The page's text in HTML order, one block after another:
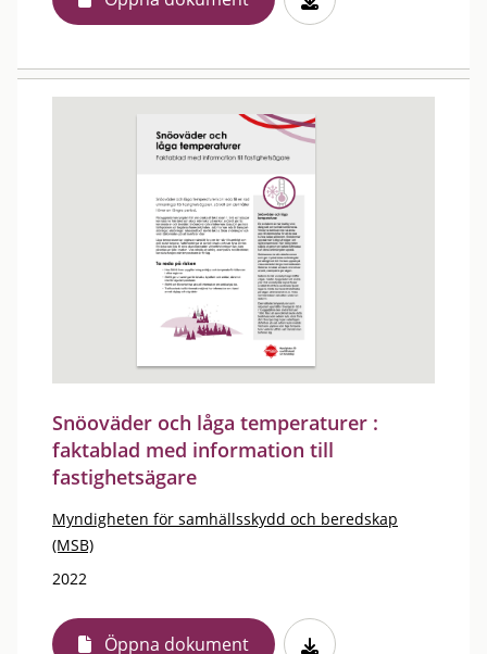
Snöoväder och låga temperaturer :
faktablad med information till
fastighetsägare
Myndigheten för samhällsskydd och beredskap
(MSB)
2022
Öppna dokument